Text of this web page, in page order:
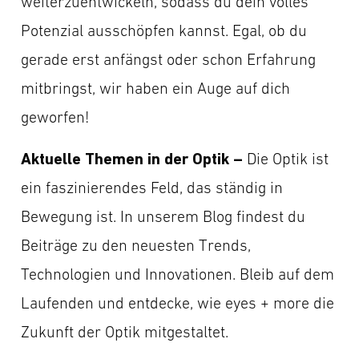
Potenzial ausschöpfen kannst. Egal, ob du
gerade erst anfängst oder schon Erfahrung
mitbringst, wir haben ein Auge auf dich
geworfen!
Aktuelle Themen in der Optik – Die Optik ist
ein faszinierendes Feld, das ständig in
Bewegung ist. In unserem Blog findest du
Beiträge zu den neuesten Trends,
Technologien und Innovationen. Bleib auf dem
Laufenden und entdecke, wie eyes + more die
Zukunft der Optik mitgestaltet.